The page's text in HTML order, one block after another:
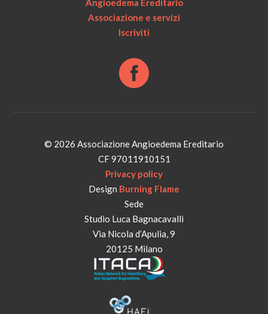
Angioedema Ereditario
Associazione e servizi
Iscriviti
© 2026 Associazione Angioedema Ereditario
CF 97011910151
Privacy policy
Design Burning Flame
Sede
Studio Luca Bagnacavalli
Via Nicola d’Apulia, 9
20125 Milano